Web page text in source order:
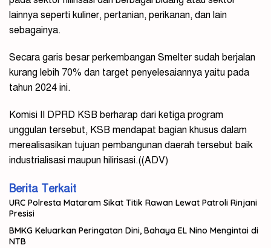
lainnya seperti kuliner, pertanian, perikanan, dan lain
sebagainya.
Secara garis besar perkembangan Smelter sudah berjalan
kurang lebih 70% dan target penyelesaiannya yaitu pada
tahun 2024 ini.
Komisi II DPRD KSB berharap dari ketiga program
unggulan tersebut, KSB mendapat bagian khusus dalam
merealisasikan tujuan pembangunan daerah tersebut baik
industrialisasi maupun hilirisasi.((ADV)
Berita Terkait
URC Polresta Mataram Sikat Titik Rawan Lewat Patroli Rinjani
Presisi
BMKG Keluarkan Peringatan Dini, Bahaya EL Nino Mengintai di
NTB